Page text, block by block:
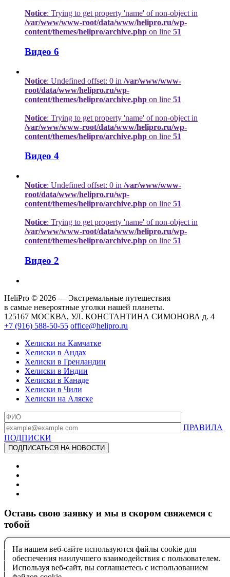
Notice: Trying to get property 'name' of non-object in
/var/www/www-root/data/www/helipro.ru/wp-
content/themes/helipro/archive.php on line 51
Видео 6
Notice: Undefined offset: 0 in /var/www/www-
root/data/www/helipro.ru/wp-
content/themes/helipro/archive.php on line 51
Notice: Trying to get property 'name' of non-object in
/var/www/www-root/data/www/helipro.ru/wp-
content/themes/helipro/archive.php on line 51
Видео 4
Notice: Undefined offset: 0 in /var/www/www-
root/data/www/helipro.ru/wp-
content/themes/helipro/archive.php on line 51
Notice: Trying to get property 'name' of non-object in
/var/www/www-root/data/www/helipro.ru/wp-
content/themes/helipro/archive.php on line 51
Видео 2
HeliPro © 2026 — Экстремальные путешествия
в самые невероятные уголки нашей планеты.
125167 МОСКВА, УЛ. КОНСТАНТИНА СИМОНОВА д. 4
+7 (916) 588-50-55 office@helipro.ru
Хелиски на Камчатке
Хелиски в Андах
Хелиски в Гренландии
Хелиски в Индии
Хелиски в Канаде
Хелиски в Чили
Хелиски на Аляске
ПРАВИЛА
ПОДПИСКИ
Оставь свою заявку и мы в скором свяжемся с
тобой
На нашем веб-сайте используются файлы cookie для
обеспечения наилучшего взаимодействия с пользователем.
Используя веб-сайт, вы соглашаетесь с использованием